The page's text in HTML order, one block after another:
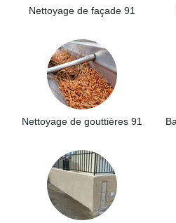
Nettoyage de façade 91
Nettoyage de gouttières 91